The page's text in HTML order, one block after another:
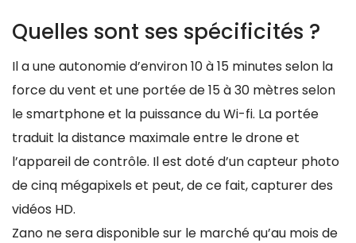
Quelles sont ses spécificités ?
Il a une autonomie d’environ 10 à 15 minutes selon la
force du vent et une portée de 15 à 30 mètres selon
le smartphone et la puissance du Wi-fi. La portée
traduit la distance maximale entre le drone et
l’appareil de contrôle. Il est doté d’un capteur photo
de cinq mégapixels et peut, de ce fait, capturer des
vidéos HD.
Zano ne sera disponible sur le marché qu’au mois de